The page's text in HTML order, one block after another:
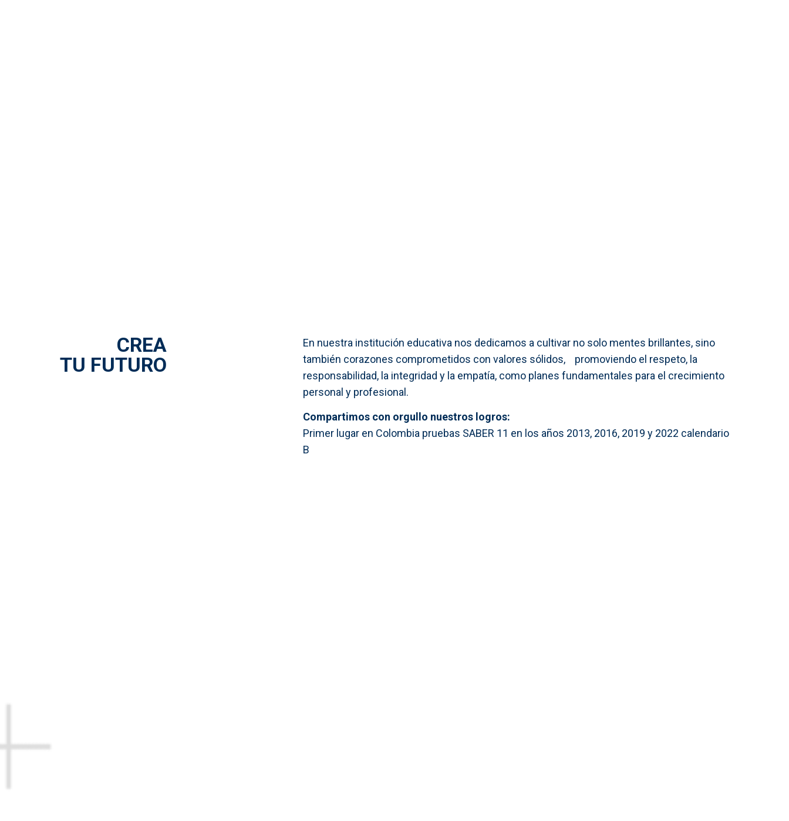
CREA
TU FUTURO
En nuestra institución educativa nos dedicamos a cultivar no solo mentes brillantes, sino
también corazones comprometidos con valores sólidos, promoviendo el respeto, la
responsabilidad, la integridad y la empatía, como planes fundamentales para el crecimiento
personal y profesional.
Compartimos con orgullo nuestros logros:
Primer lugar en Colombia pruebas SABER 11 en los años 2013, 2016, 2019 y 2022 calendario
B